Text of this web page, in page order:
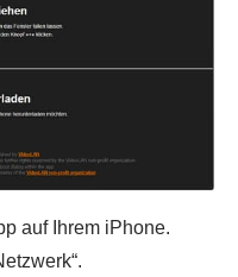
auf Ihrem iPhone.